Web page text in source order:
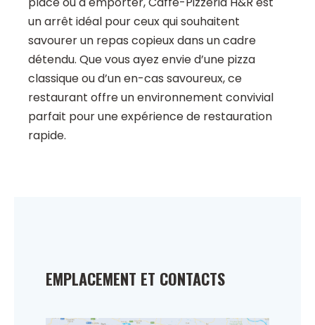
un arrêt idéal pour ceux qui souhaitent
savourer un repas copieux dans un cadre
détendu. Que vous ayez envie d’une pizza
classique ou d’un en-cas savoureux, ce
restaurant offre un environnement convivial
parfait pour une expérience de restauration
rapide.
EMPLACEMENT ET CONTACTS